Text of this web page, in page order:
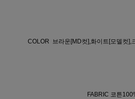
COLOR 브라운[MD컷],화이트[모델컷],
FABRIC 코튼